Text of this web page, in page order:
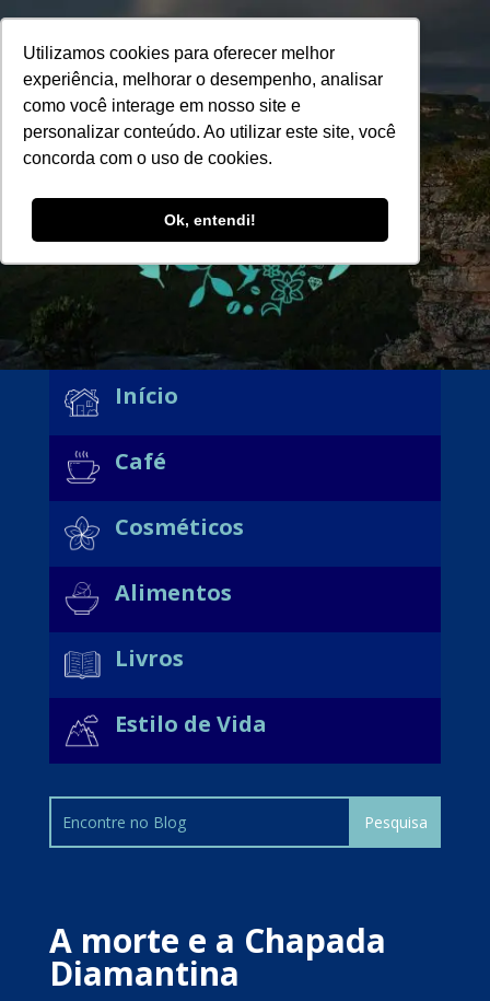
Utilizamos cookies para oferecer melhor
experiência, melhorar o desempenho, analisar
como você interage em nosso site e
personalizar conteúdo. Ao utilizar este site, você
concorda com o uso de cookies.
Ok, entendi!
Início
Café
Cosméticos
Alimentos
Livros
Estilo de Vida
A morte e a Chapada
Diamantina